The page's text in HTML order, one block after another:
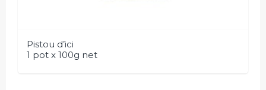
Pistou d’ici
1 pot x 100g net